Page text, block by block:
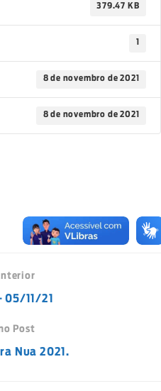
379.47 KB
1
8 de novembro de 2021
8 de novembro de 2021
05/11/21
Post
Nua 2021.